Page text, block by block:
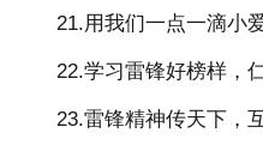
21.用我们一点一滴小爱
22.学习雷锋好榜样，
23.雷锋精神传天下，